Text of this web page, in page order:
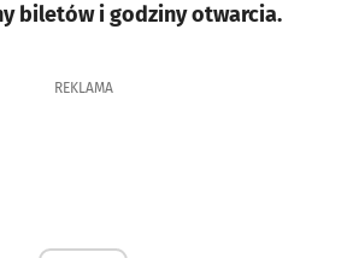
biletów i godziny otwarcia.
REKLAMA